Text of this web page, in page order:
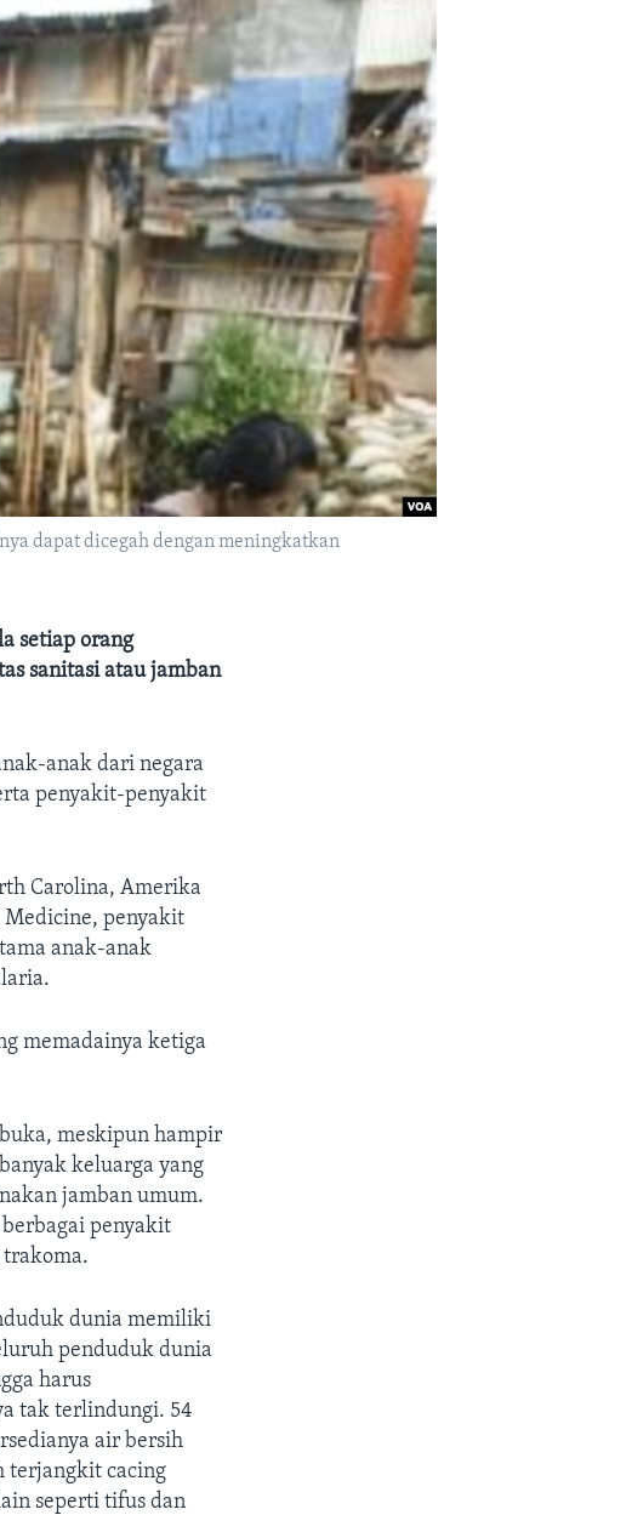
dapat dicegah dengan meningkatkan
setiap orang
sanitasi atau jamban
anak dari negara
penyakit-penyakit
Carolina, Amerika
Medicine, penyakit
anak-anak
memadainya ketiga
meskipun hampir
keluarga yang
jamban umum.
penyakit
trakoma.
dunia memiliki
penduduk dunia
harus
tak terlindungi. 54
air bersih
terjangkit cacing
seperti tifus dan